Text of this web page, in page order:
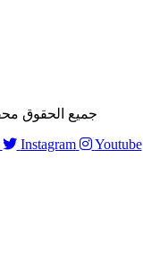
جميع الحقوق
Instagram Youtube